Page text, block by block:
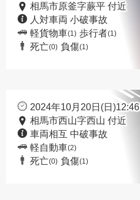
相馬市原釜字蕨平 付近
人対車両 小破事故
軽貨物車(1) 歩行者(1)
死亡(0) 負傷(1)
2024年10月20日(日)12:46
相馬市西山字西山 付近
車両相互 中破事故
軽自動車(2)
死亡(0) 負傷(1)